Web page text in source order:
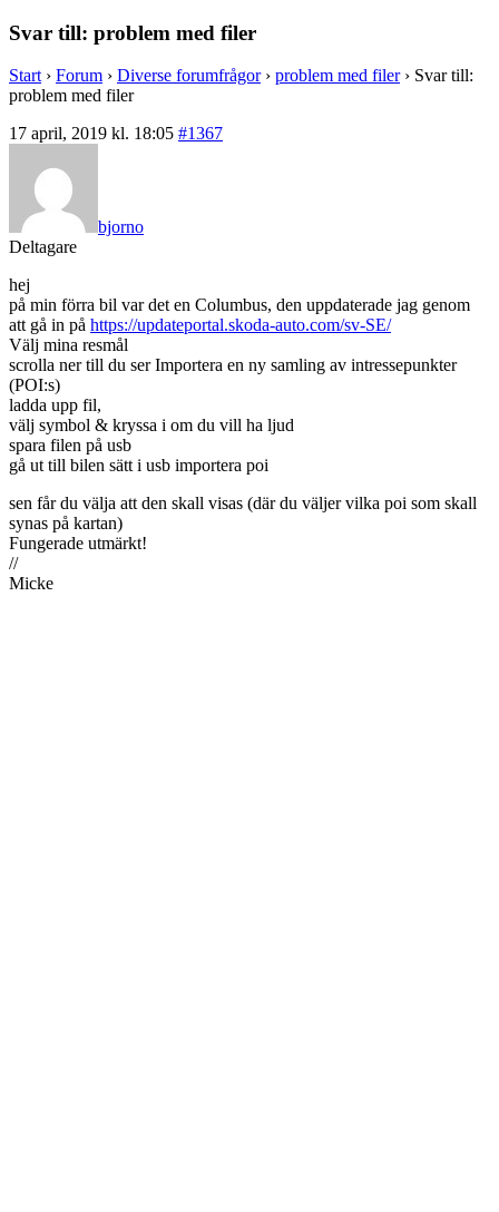
Svar till: problem med filer
Start › Forum › Diverse forumfrågor › problem med filer › Svar till:
problem med filer
17 april, 2019 kl. 18:05 #1367
bjorno
Deltagare
hej
på min förra bil var det en Columbus, den uppdaterade jag genom
att gå in på https://updateportal.skoda-auto.com/sv-SE/
Välj mina resmål
scrolla ner till du ser Importera en ny samling av intressepunkter
(POI:s)
ladda upp fil,
välj symbol & kryssa i om du vill ha ljud
spara filen på usb
gå ut till bilen sätt i usb importera poi
sen får du välja att den skall visas (där du väljer vilka poi som skall
synas på kartan)
Fungerade utmärkt!
//
Micke